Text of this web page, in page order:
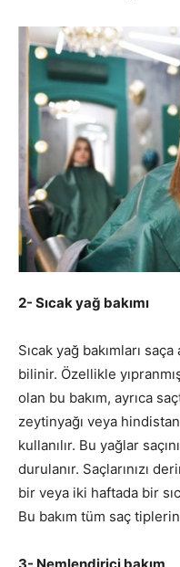
2- Sıcak yağ bakımı
Sıcak yağ bakımları
bilinir. Özellikle
olan bu bakım, ayrıca
zeytinyağı veya
kullanılır. Bu yağlar
durulanır. Saçlarınızı
bir veya iki haftada bir
Bu bakım tüm saç